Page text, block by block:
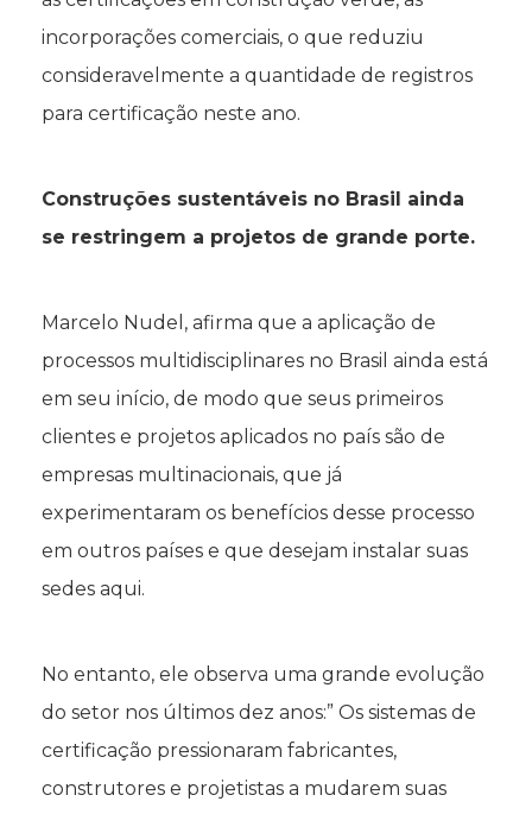
incorporações comerciais, o que reduziu
consideravelmente a quantidade de registros
para certificação neste ano.
Construções sustentáveis no Brasil ainda
se restringem a projetos de grande porte.
Marcelo Nudel, afirma que a aplicação de
processos multidisciplinares no Brasil ainda está
em seu início, de modo que seus primeiros
clientes e projetos aplicados no país são de
empresas multinacionais, que já
experimentaram os benefícios desse processo
em outros países e que desejam instalar suas
sedes aqui.
No entanto, ele observa uma grande evolução
do setor nos últimos dez anos:” Os sistemas de
certificação pressionaram fabricantes,
construtores e projetistas a mudarem suas